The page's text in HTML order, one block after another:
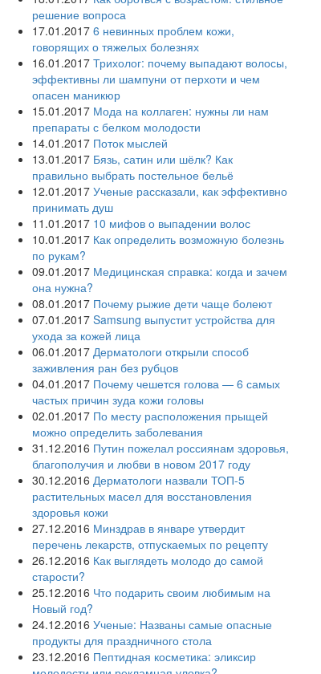
решение вопроса
17.01.2017 6 невинных проблем кожи,
говорящих о тяжелых болезнях
16.01.2017 Трихолог: почему выпадают волосы,
эффективны ли шампуни от перхоти и чем
опасен маникюр
15.01.2017 Мода на коллаген: нужны ли нам
препараты с белком молодости
14.01.2017 Поток мыслей
13.01.2017 Бязь, сатин или шёлк? Как
правильно выбрать постельное бельё
12.01.2017 Ученые рассказали, как эффективно
принимать душ
11.01.2017 10 мифов о выпадении волос
10.01.2017 Как определить возможную болезнь
по рукам?
09.01.2017 Медицинская справка: когда и зачем
она нужна?
08.01.2017 Почему рыжие дети чаще болеют
07.01.2017 Samsung выпустит устройства для
ухода за кожей лица
06.01.2017 Дерматологи открыли способ
заживления ран без рубцов
04.01.2017 Почему чешется голова — 6 самых
частых причин зуда кожи головы
02.01.2017 По месту расположения прыщей
можно определить заболевания
31.12.2016 Путин пожелал россиянам здоровья,
благополучия и любви в новом 2017 году
30.12.2016 Дерматологи назвали ТОП-5
растительных масел для восстановления
здоровья кожи
27.12.2016 Минздрав в январе утвердит
перечень лекарств, отпускаемых по рецепту
26.12.2016 Как выглядеть молодо до самой
старости?
25.12.2016 Что подарить своим любимым на
Новый год?
24.12.2016 Ученые: Названы самые опасные
продукты для праздничного стола
23.12.2016 Пептидная косметика: эликсир